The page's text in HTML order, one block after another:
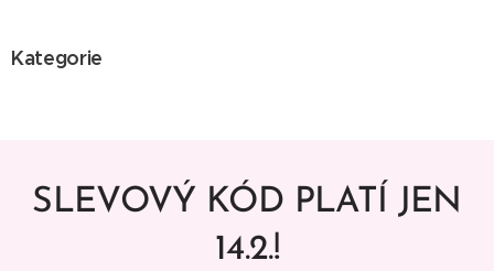
Kategorie
SLEVOVÝ KÓD PLATÍ JEN
14.2.!